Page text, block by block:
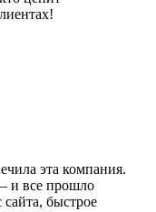
эта компания.
и все прошло
быстрое